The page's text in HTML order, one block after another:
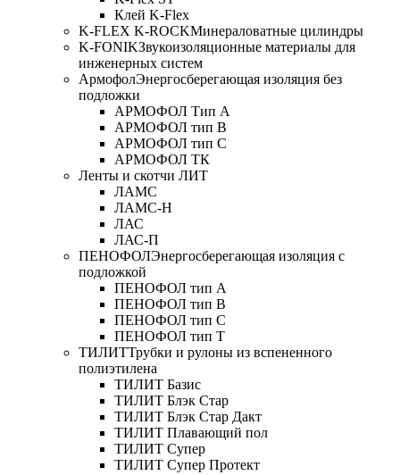
Клей K-Flex
K-FLEX K-ROCKМинераловатные цилиндры
K-FONIKЗвукоизоляционные материалы для
инженерных систем
АрмофолЭнергосберегающая изоляция без
подложки
АРМОФОЛ Тип А
АРМОФОЛ тип В
АРМОФОЛ тип C
АРМОФОЛ ТК
Ленты и скотчи ЛИТ
ЛАМС
ЛАМС-Н
ЛАС
ЛАС-П
ПЕНОФОЛЭнергосберегающая изоляция с
подложкой
ПЕНОФОЛ тип А
ПЕНОФОЛ тип B
ПЕНОФОЛ тип C
ПЕНОФОЛ тип T
ТИЛИТТрубки и рулоны из вспененного
полиэтилена
ТИЛИТ Базис
ТИЛИТ Блэк Стар
ТИЛИТ Блэк Стар Дакт
ТИЛИТ Плавающий пол
ТИЛИТ Супер
ТИЛИТ Супер Протект